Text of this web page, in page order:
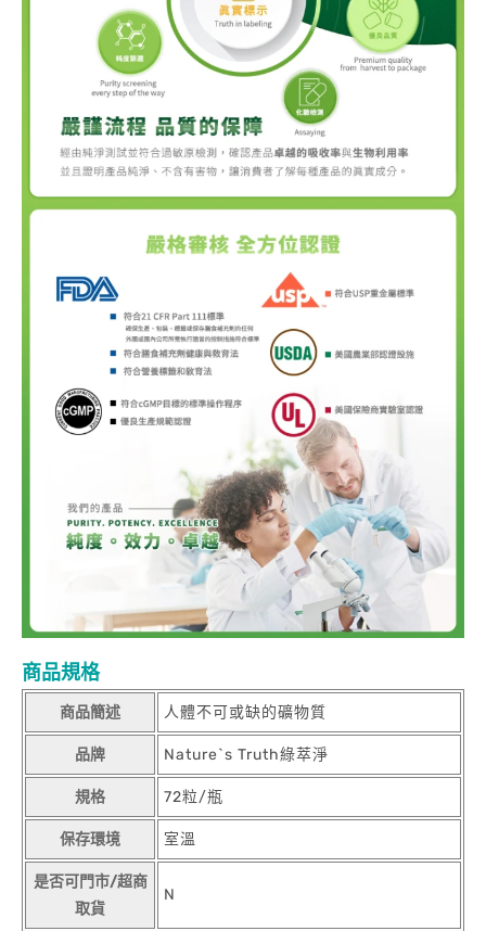
商品規格
商品簡述 人體不可或缺的礦物質
品牌 Nature`s Truth綠萃淨
規格 72粒/瓶
保存環境 室溫
是否可門市/超商
取貨
N